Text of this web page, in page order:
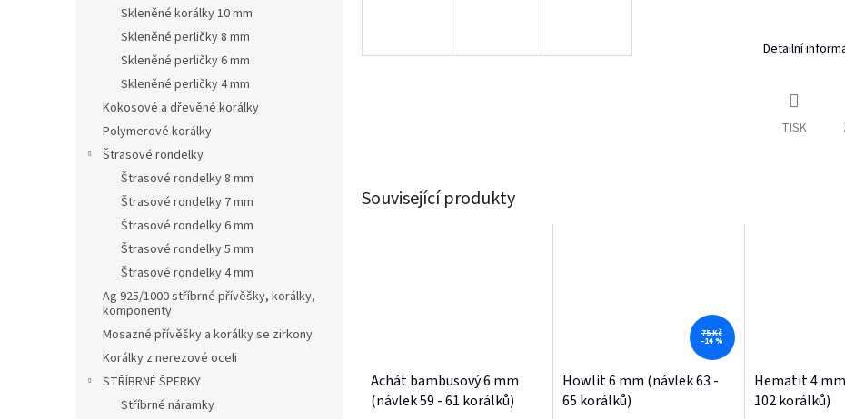
Skleněné korálky 10 mm
Skleněné perličky 8 mm
Skleněné perličky 6 mm
Skleněné perličky 4 mm
Kokosové a dřevěné korálky
Polymerové korálky
Štrasové rondelky
Štrasové rondelky 8 mm
Štrasové rondelky 7 mm
Štrasové rondelky 6 mm
Štrasové rondelky 5 mm
Štrasové rondelky 4 mm
Ag 925/1000 stříbrné přívěšky, korálky,
komponenty
Mosazné přívěšky a korálky se zirkony
Korálky z nerezové oceli
STŘÍBRNÉ ŠPERKY
Stříbrné náramky
Detailní
TISK
Související produkty
Achát bambusový 6 mm
(návlek 59 - 61 korálků)
75 Kč
–14 %
Howlit 6 mm (návlek 63 -
65 korálků)
Hematit 4
102 korálků)